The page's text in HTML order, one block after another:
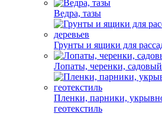
Ведра, тазы
Грунты и ящики для
Лопаты, черенки,
Пленки, парники,
геотекстиль